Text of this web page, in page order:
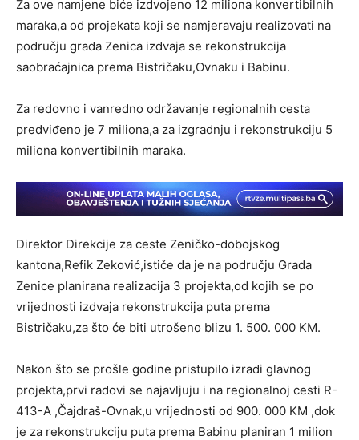
Za ove namjene biće izdvojeno 12 miliona konvertibilnih
maraka,a od projekata koji se namjeravaju realizovati na
području grada Zenica izdvaja se rekonstrukcija
saobraćajnica prema Bistričaku,Ovnaku i Babinu.
Za redovno i vanredno održavanje regionalnih cesta
predviđeno je 7 miliona,a za izgradnju i rekonstrukciju 5
miliona konvertibilnih maraka.
Direktor Direkcije za ceste Zeničko-dobojskog
kantona,Refik Zeković,ističe da je na području Grada
Zenice planirana realizacija 3 projekta,od kojih se po
vrijednosti izdvaja rekonstrukcija puta prema
Bistričaku,za što će biti utrošeno blizu 1. 500. 000 KM.
Nakon što se prošle godine pristupilo izradi glavnog
projekta,prvi radovi se najavljuju i na regionalnoj cesti R-
413-A ,Čajdraš-Ovnak,u vrijednosti od 900. 000 KM ,dok
je za rekonstrukciju puta prema Babinu planiran 1 milion